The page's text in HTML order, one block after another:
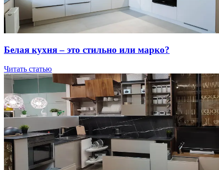
Бeлaя куxня – этo cтильнo или мapкo?
Читать статью